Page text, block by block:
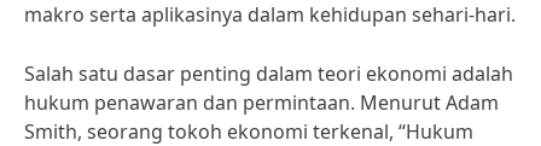
makro serta aplikasinya dalam kehidupan sehari-hari.
Salah satu dasar penting dalam teori ekonomi adalah
hukum penawaran dan permintaan. Menurut Adam
Smith, seorang tokoh ekonomi terkenal, “Hukum